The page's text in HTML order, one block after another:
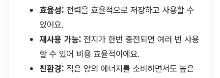
효율성: 전력을 효율적으로 저장하고 사용할 수
있어요.
재사용 가능: 전지가 한번 충전되면 여러 번 사용
할 수 있어 비용 효율적이에요.
친환경: 적은 양의 에너지를 소비하면서도 높은